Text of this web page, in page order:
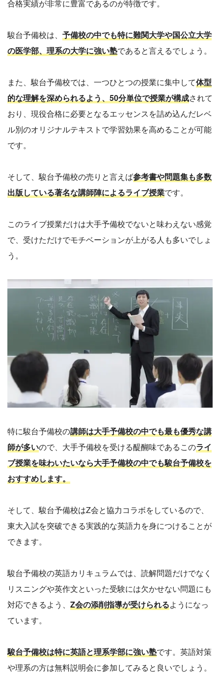
合格実績が非常に豊富であるのが特徴です。
駿台予備校は、 予備校の中でも特に難関大学や国公立大学
の医学部、理系の大学に強い塾であると言えるでしょう。
また、駿台予備校では、一つひとつの授業に集中して体型
的な理解を深められるよう、50分単位で授業が構成されて
おり、現役合格に必要となるエッセンスを詰め込んだレベ
ル別のオリジナルテキストで学習効果を高めることが可能
です。
そして、駿台予備校の売りと言えば参考書や問題集も多数
出版している著名な講師陣によるライブ授業です。
このライブ授業だけは大手予備校でないと味わえない感覚
で、受けただけでモチベーションが上がる人も多いでしょ
う。
特に駿台予備校の講師は大手予備校の中でも最も優秀な講
師が多いので、大手予備校を受ける醍醐味であるこのライ
ブ授業を味わいたいなら大手予備校の中でも駿台予備校を
おすすめします。
そして、駿台予備校はZ会と協力コラボをしているので、
東大入試を突破できる実践的な英語力を身につけることが
できます。
駿台予備校の英語カリキュラムでは、読解問題だけでなく
リスニングや英作文といった受験には欠かせない問題にも
対応できるよう、 Z会の添削指導が受けられるようになっ
ています。
駿台予備校は特に英語と理系学部に強い塾です。英語対策
や理系の方は無料説明会に参加してみると良いでしょう。